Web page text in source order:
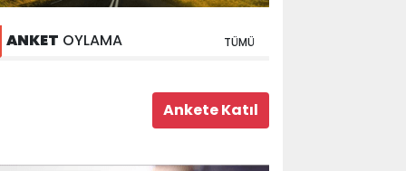
ANKET OYLAMA TÜMÜ